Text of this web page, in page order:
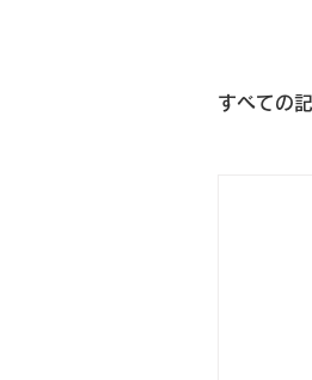
すべての